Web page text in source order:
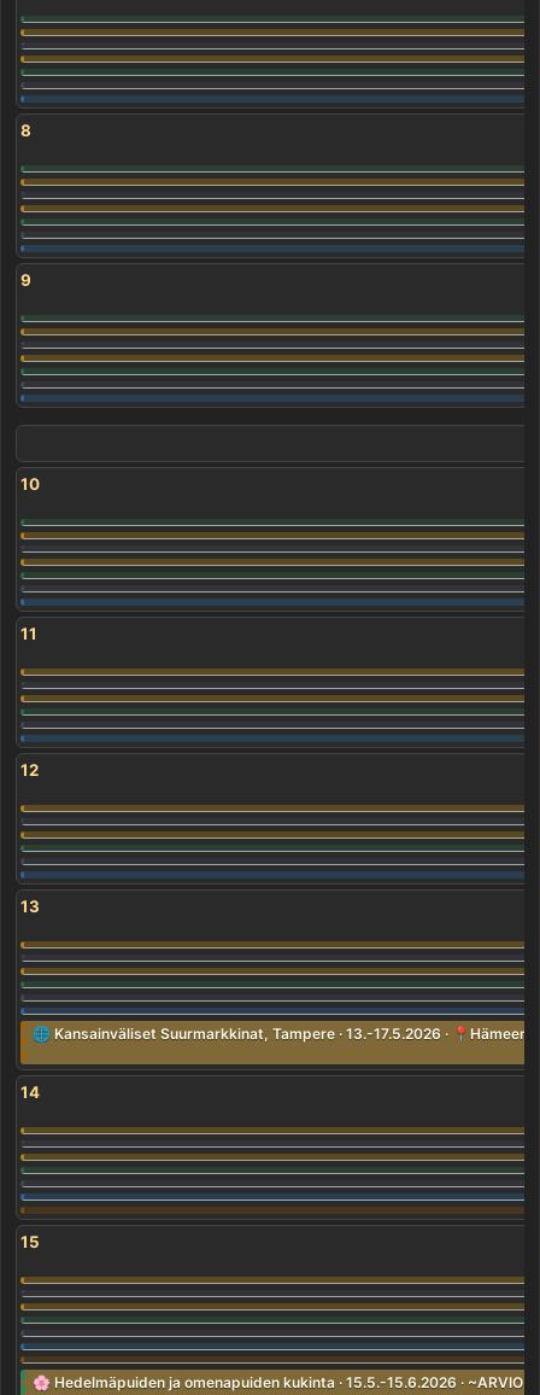
8
9
10
11
12
13
🌐 Kansainväliset Suurmarkkinat, Tampere · 13.-17.5.2026 ·
14
15
🌸 Hedelmäpuiden ja omenapuiden kukinta · 15.5.-15.6.2026 · ~ARVIO